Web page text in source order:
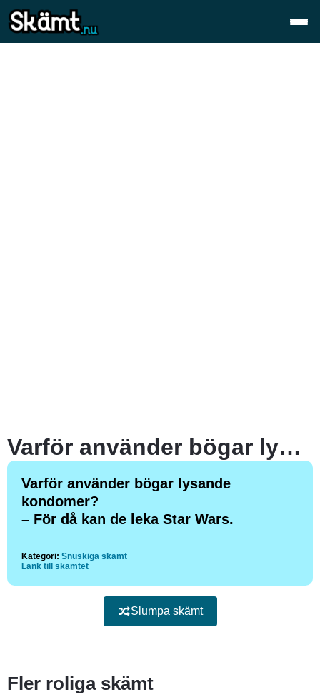
Varför använder bögar lysande kondomer? – För då kan de leka star wars.
Varför använder bögar lysande
kondomer?
– För då kan de leka Star Wars.
Kategori: Snuskiga skämt
Länk till skämtet
Slumpa skämt
Fler roliga skämt